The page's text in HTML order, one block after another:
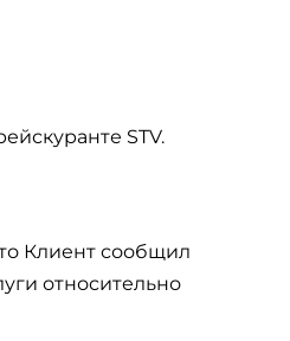
STV.
Клиент сообщил
относительно